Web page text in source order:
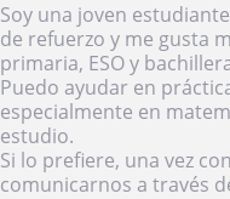
Soy una joven
de refuerzo y me gusta
primaria, ESO y
Puedo ayudar en
especialmente en
estudio.
Si lo prefiere, una vez
comunicarnos a través